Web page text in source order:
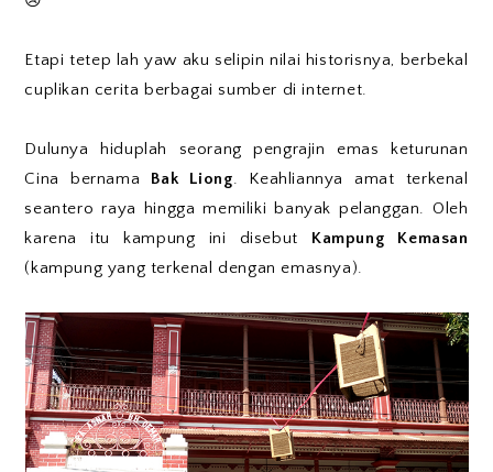
Etapi tetep lah yaw aku selipin nilai historisnya, berbekal
cuplikan cerita berbagai sumber di internet.
Dulunya hiduplah seorang pengrajin emas keturunan
Cina bernama Bak Liong. Keahliannya amat terkenal
seantero raya hingga memiliki banyak pelanggan. Oleh
karena itu kampung ini disebut Kampung Kemasan
(kampung yang terkenal dengan emasnya).